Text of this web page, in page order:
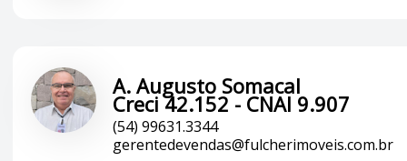
A. Augusto Somacal
Creci 42.152 - CNAI 9.907
(54) 99631.3344
gerentedevendas@fulcherimoveis.com.br